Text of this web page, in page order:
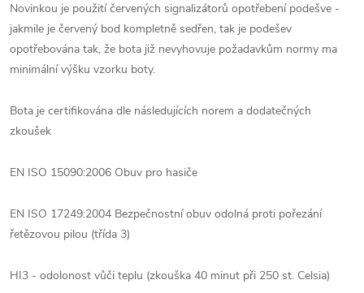
Novinkou je použití červených signalizátorů opotřebení podešve -
jakmile je červený bod kompletně sedřen, tak je podešev
opotřebována tak, že bota již nevyhovuje požadavkům normy ma
minimální výšku vzorku boty.
Bota je certifikována dle následujících norem a dodatečných
zkoušek
EN ISO 15090:2006 Obuv pro hasiče
EN ISO 17249:2004 Bezpečnostní obuv odolná proti pořezání
řetězovou pilou (třída 3)
HI3 - odolonost vůči teplu (zkouška 40 minut při 250 st. Celsia)